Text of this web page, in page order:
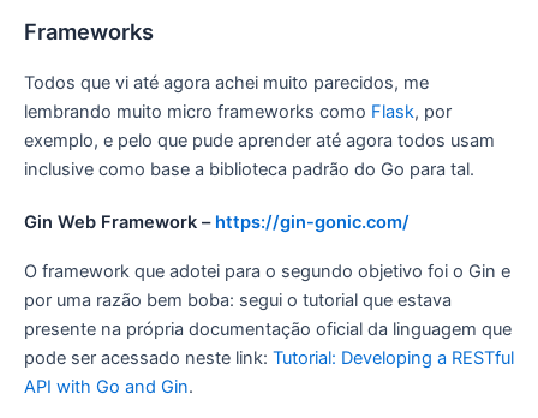
Frameworks
Todos que vi até agora achei muito parecidos, me
lembrando muito micro frameworks como Flask, por
exemplo, e pelo que pude aprender até agora todos usam
inclusive como base a biblioteca padrão do Go para tal.
Gin Web Framework – https://gin-gonic.com/
O framework que adotei para o segundo objetivo foi o Gin e
por uma razão bem boba: segui o tutorial que estava
presente na própria documentação oficial da linguagem que
pode ser acessado neste link: Tutorial: Developing a RESTful
API with Go and Gin.